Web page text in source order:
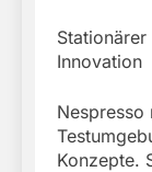
Innovation
Nespresso
Konzepte.